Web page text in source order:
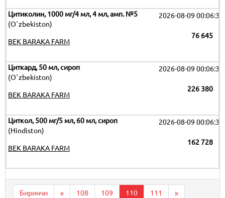
Цитиколин, 1000 мг/4 мл, 4 мл, амп. №5
(O`zbekiston)
2026-08-09 00:06:32
76 645
BEK BARAKA FARM
Циткард, 50 мл, сироп
(O`zbekiston)
2026-08-09 00:06:32
226 380
BEK BARAKA FARM
Циткол, 500 мг/5 мл, 60 мл, сироп
(Hindiston)
2026-08-09 00:06:32
162 728
BEK BARAKA FARM
Биринчи « 108 109 110 111 »